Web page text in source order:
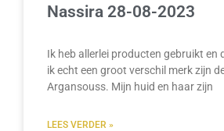
Nassira 28-08-2023
Ik heb allerlei producten gebruikt en
ik echt een groot verschil merk zijn
Argansouss. Mijn huid en haar zijn
LEES VERDER »